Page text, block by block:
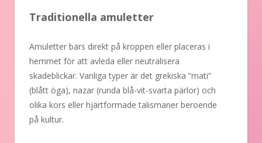
Traditionella amuletter
Amuletter bärs direkt på kroppen eller placeras i
hemmet för att avleda eller neutralisera
skadeblickar. Vanliga typer är det grekiska ”mati”
(blått öga), nazar (runda blå-vit-svarta pärlor) och
olika kors eller hjärtformade talismaner beroende
på kultur.